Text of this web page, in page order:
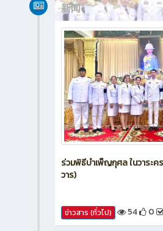
新闻
ร่วมพิธีบำเพ็ญกุศล ในวาระ
วาร)
ข่าวสาร (ทั่วไป) 54 0